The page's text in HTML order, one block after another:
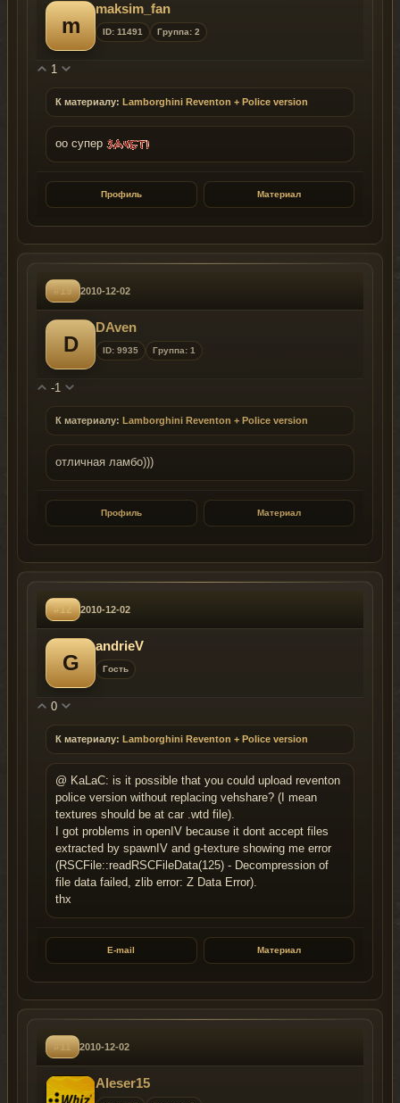
m
maksim_fan
ID: 11491 Группа: 2
1
К материалу: Lamborghini Reventon + Police version
оо супер
Профиль Материал
#19 2010-12-02
D
DAven
ID: 9935 Группа: 1
-1
К материалу: Lamborghini Reventon + Police version
отличная ламбо)))
Профиль Материал
#12 2010-12-02
G
andrieV
Гость
0
К материалу: Lamborghini Reventon + Police version
@ KaLaC: is it possible that you could upload reventon
police version without replacing vehshare? (I mean
textures should be at car .wtd file).
I got problems in openIV because it dont accept files
extracted by spawnIV and g-texture showing me error
(RSCFile::readRSCFileData(125) - Decompression of
file data failed, zlib error: Z Data Error).
thx
E-mail Материал
#11 2010-12-02
Aleser15